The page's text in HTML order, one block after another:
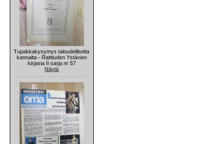
Tupakkakysymys taloudelliselta
kannalta - Raittiuden Ystävien
kirjasia II sarja nr 57
Näytä